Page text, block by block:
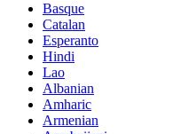
Basque
Catalan
Esperanto
Hindi
Lao
Albanian
Amharic
Armenian